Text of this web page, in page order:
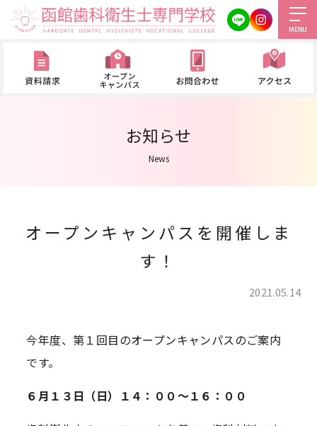
MENU
お知らせ
News
オープンキャンパスを開催しま
す！
2021.05.14
今年度、第１回目のオープンキャンパスのご案内
です。
６月１３日（日）１４：００～１６：００